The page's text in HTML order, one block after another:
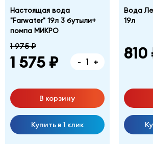
Настоящая вода
"Farwater" 19л 3 бутыли+
помпа МИКРО
1 975 ₽
1 575 ₽ - +
В корзину
Купить в 1 клик
Вода
19л
810